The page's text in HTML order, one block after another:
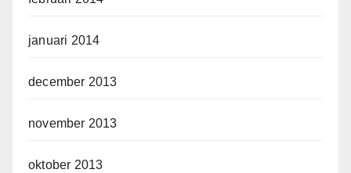
januari 2014
december 2013
november 2013
oktober 2013